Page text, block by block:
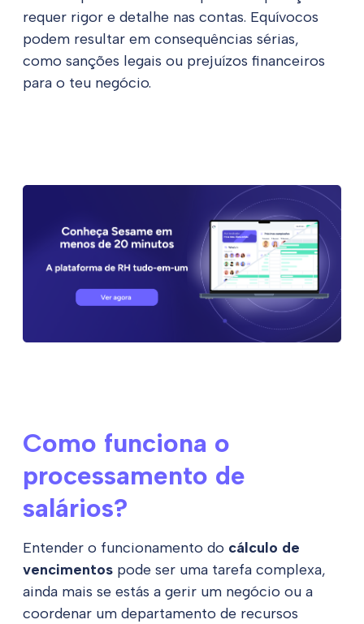
requer rigor e detalhe nas contas. Equívocos
podem resultar em consequências sérias,
como sanções legais ou prejuízos financeiros
para o teu negócio.
Como funciona o
processamento de
salários?
Entender o funcionamento do cálculo de
vencimentos pode ser uma tarefa complexa,
ainda mais se estás a gerir um negócio ou a
coordenar um departamento de recursos